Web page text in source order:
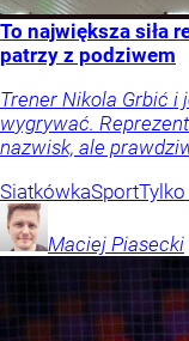
To największa siła
patrzy z podziwem
Trener Nikola Grbić i
wygrywać.
nazwisk, ale
SiatkówkaSport
Maciej Piasecki